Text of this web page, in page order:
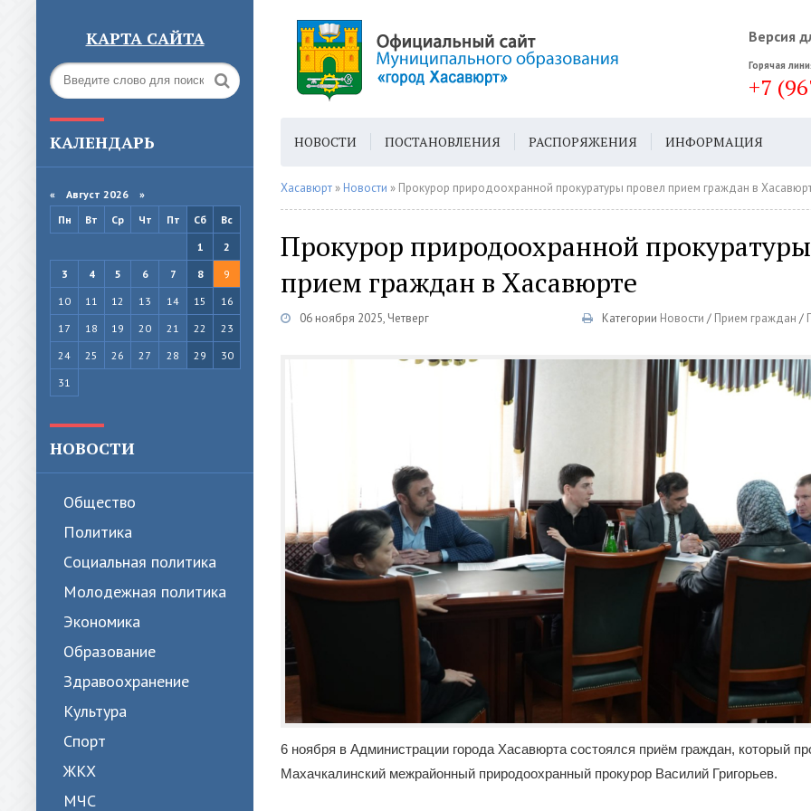
КАРТА САЙТА Версия
Горячая
+7
КАЛЕНДАРЬ
« Август 2026 »
Пн
Вт Ср Чт Пт Сб
Вс
1
2
3
4 5 6 7 8
9
10
11 12 13 14 15
16
17
18 19 20 21 22
23
24
25 26 27 28 29
30
31
НОВОСТИ
Общество
Политика
Cоциальная политика
Молодежная политика
Экономика
Образование
Здравоохранение
Культура
Спорт
ЖКХ
МЧС
НОВОСТИ ПОСТАНОВЛЕНИЯ РАСПОРЯЖЕНИЯ ИНФОРМАЦИЯ
ГОРОДСКАЯ СРЕДА ГЕН. ПЛАН
Хасавюрт » Новости » Прокурор природоохранной прокуратуры провел прием граждан в
Прокурор природоохранной
прием граждан в Хасавюрте
06 ноября 2025, Четверг Категории Новости / Прием граждан /
6 ноября в Администрации города Хасавюрта состоялся приём граждан, который
Махачкалинский межрайонный природоохранный прокурор Василий Григорьев.